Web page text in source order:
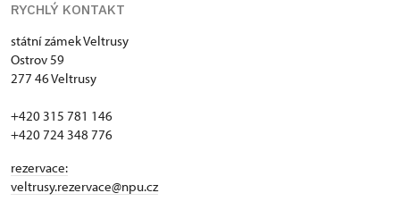
RYCHLÝ KONTAKT
státní zámek Veltrusy
Ostrov 59
277 46 Veltrusy
+420 315 781 146
+420 724 348 776
rezervace:
veltrusy.rezervace@npu.cz